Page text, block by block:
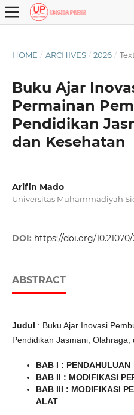
HOME / ARCHIVES / 2026 /
Buku Ajar
Permainan
Pendidikan
dan Kesehatan
Arifin Mado
Universitas Muhammadiyah
DOI: https://doi.org/
ABSTRACT
Judul : Buku Ajar Inovasi
Pendidikan Jasmani, Olahraga,
BAB I : PENDAHULUAN
BAB II : MODIFIKASI
BAB III : MODIFIKASI
ALAT